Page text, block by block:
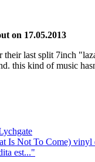
on 17.05.2013
last split 7inch
this kind of music
Is Not To Come) vinyl
est..."